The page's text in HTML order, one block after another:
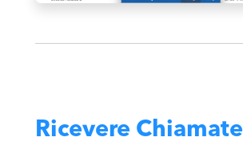
Ricevere Chiamate